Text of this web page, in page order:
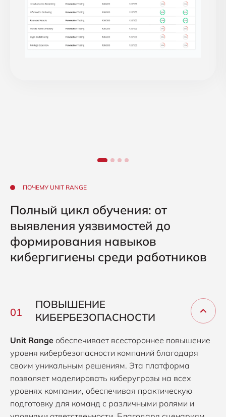
ПОЧЕМУ UNIT RANGE
Полный цикл обучения: от
выявления уязвимостей до
формирования навыков
кибергигиены среди работников
ПОВЫШЕНИЕ
КИБЕРБЕЗОПАСНОСТИ
Unit Range обеспечивает всестороннее повышение
уровня кибербезопасности компаний благодаря
своим уникальным решениям. Эта платформа
позволяет моделировать киберугрозы на всех
уровнях компании, обеспечивая практическую
подготовку для команд с различными ролями и